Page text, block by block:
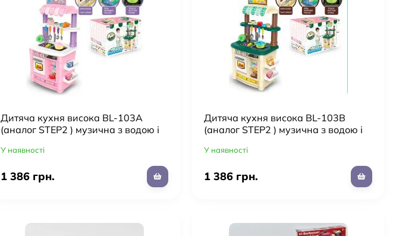
Дитяча кухня висока BL-103A
(аналог STEP2 ) музична з водою і
У наявності
1 386 грн.
Дитяча кухня висока BL-103B
(аналог STEP2 ) музична з водою і
У наявності
1 386 грн.